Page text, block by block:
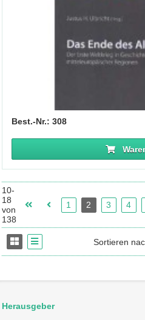
Best.-Nr.: 308
10-
18
von
138
1 2 3 4
Sortieren
Herausgeber